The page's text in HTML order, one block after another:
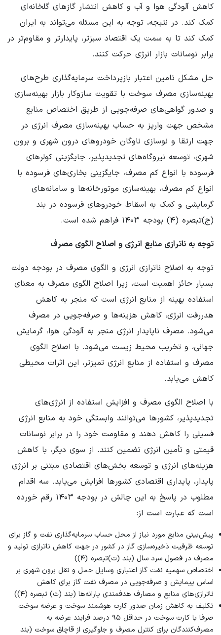
کاهش آلودگی هوا و آب و کاهش انتشار گازهای گلخانه‌ای
کمک کند. در نتیجه، توجه به این مسئله می‌تواند به ایران
کمک کند تا به سمت یک اقتصاد سبزتر، پایدارتر و مقاوم‌تر در
برابر نوسانات بازار انرژی حرکت کنند.
حل مشکل تامین اعتبار بازپرداخت سرمایه‌گذاری طرح‌های
بهینه‌سازی مصرف سوخت با تقویت سازوکار بازار بهینه‌سازی
و صدور گواهی‌های صرفه‌جویی از طریق اختصاص منابع
مشخص جهت واریز به حساب بهینه‌سازی مصرف انرژی در
جهت ارتقا و نوسازی ناوگان خودروهای درون شهری و برون
شهری، توسعه نیروگاه‌های تجدیدپذیر، جایگزینی کولرهای
فرسوده با انواع کم مصرف، جایگزینی بخاری‌های فرسوده با
انواع کم مصرف، بهینه‌سازی موتورخانه‌ها و سامانه‌های
گرمایشی و کمک به اسقاط خودروهای فرسوده در بند
(ج)تبصره (۴) بودجه ۱۴۰۳ فراهم شده است.
توجه به ناترازی منابع انرژی و اصلاح الگوی مصرف
توجه به اصلاح ناترازی انرژی و الگوی مصرف در بودجه دولت
بسیار حائز اهمیت است، زیرا اصلاح الگوی مصرف به معنای
استفاده بهینه از منابع انرژی است که منجر به کاهش
هدررفت انرژی، کاهش هزینه‌ها و صرفه‌جویی در مصرف
می‌شود. مصرف ناپایدار انرژی منجر به آلودگی هوا، گرمایش
جهانی، و تخریب محیط زیست می‌شود. با اصلاح الگوی
مصرف و استفاده از منابع انرژی تمیزتر، این اثرات محیطی
کاهش می‌یابد.
با اصلاح الگوی مصرف و افزایش استفاده از انرژی‌های
تجدیدپذیر، کشورها می‌توانند وابستگی خود به منابع انرژی
فسیلی را کاهش دهند و مقاومت خود را در برابر نوسانات
قیمتی و تأمین انرژی تضمین کنند. از سوی دیگر، با کاهش
هزینه‌های انرژی و توسعه بخش‌های اقتصادی مبتنی بر انرژی
پایدار، پایداری اقتصادی کشورها افزایش می‌یابد. سه اقدام
مطلوب در پاسخ به این چالش در بودجه ۱۴۰۳ رقم خورده
است که عبارت است از:
پیش‌بینی منابع مورد نیاز از محل حساب سرمایه‌گذاری نفت و گاز برای
توسعه ظرفیت ذخیره‌سازی گاز در کشور در جهت کاهش ناترازی تولید و
مصرف در فصول سرد سال (بند (ت)تبصره (۴))
اختصاص سهمیه نفت گاز اعتباری وسایل حمل و نقل برون شهری بر
اساس پیمایش و صرفه‌جویی در مصرف نفت گاز برای کاهش
ناترازی‌های منابع و مصارف هدفمندی یارانه‌ها (بند (ث) تبصره (۴))
تکلیف به کاهش زمان صدور کارت هوشمند سوخت و عرضه سوخت
صرفا با کارت سوخت در حداقل ۹۵ درصد فرایند عرضه به
مصرف‌کنندگان برای کنترل مصرف و جلوگیری از قاچاق سوخت (بند